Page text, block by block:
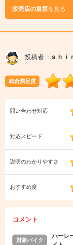
販売店の返答を見る
投稿者 ｓｈｉ
総合満足度
問い合わせ対応
対応スピード
説明のわかりやすさ
おすすめ度
コメント
対象バイク
ハーレ